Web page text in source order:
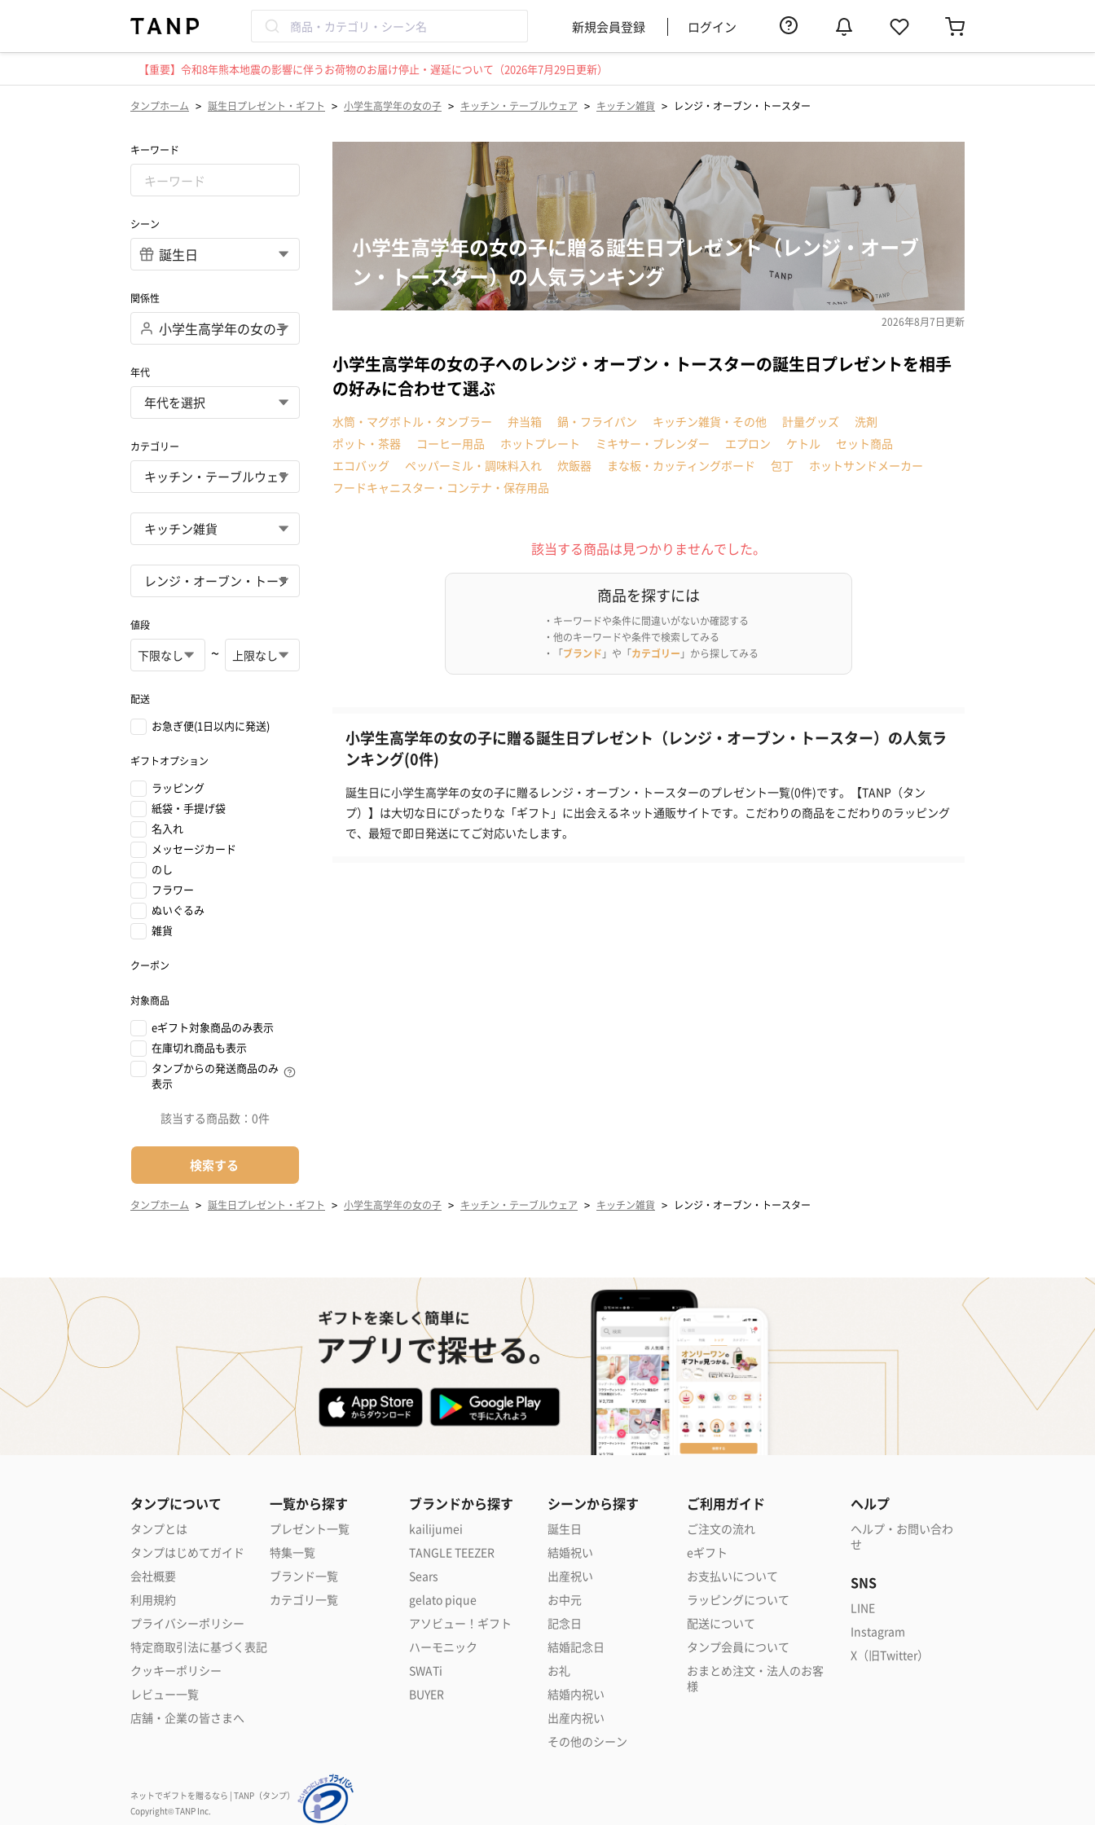
新規会員登録 ログイン
【重要】令和8年熊本地震の影響に伴うお荷物のお届け停止・遅延について（2026年7月29日更新）
タンプホーム > 誕生日プレゼント・ギフト > 小学生高学年の女の子 > キッチン・テーブルウェア > キッチン雑貨 > レンジ・オーブン・トースター
キーワード
シーン
関係性
年代
カテゴリー
値段
~
配送
お急ぎ便(1日以内に発送)
ギフトオプション
ラッピング
紙袋・手提げ袋
名入れ
メッセージカード
のし
フラワー
ぬいぐるみ
雑貨
クーポン
対象商品
eギフト対象商品のみ表示
在庫切れ商品も表示
タンプからの発送商品のみ
表示
該当する商品数： 0件
検索する
小学生高学年の女の子に贈る誕生日プレゼント（レンジ・オーブ
ン・トースター）の人気ランキング
2026年8月7日更新
小学生高学年の女の子へのレンジ・オーブン・トースターの誕生日プレゼントを相手
の好みに合わせて選ぶ
水筒・マグボトル・タンブラー 弁当箱 鍋・フライパン キッチン雑貨・その他 計量グッズ
洗剤
ポット・茶器
コーヒー用品 ホットプレート ミキサー・ブレンダー エプロン ケトル
セット商品
エコバッグ
ペッパーミル・調味料入れ 炊飯器 まな板・カッティングボード 包丁
ホットサンドメーカー
フードキャニスター・コンテナ・保存用品
該当する商品は見つかりませんでした。
商品を探すには
・キーワードや条件に間違いがないか確認する
・他のキーワードや条件で検索してみる
・「ブランド 」や「カテゴリー 」から探してみる
小学生高学年の女の子に贈る誕生日プレゼント（レンジ・オーブン・トースター）の人気ラ
ンキング(0件)
誕生日に小学生高学年の女の子に贈るレンジ・オーブン・トースターのプレゼント一覧(0件)です。【TANP（タン
プ）】は大切な日にぴったりな「ギフト」に出会えるネット通販サイトです。こだわりの商品をこだわりのラッピング
で、最短で即日発送にてご対応いたします。
タンプホーム > 誕生日プレゼント・ギフト > 小学生高学年の女の子 > キッチン・テーブルウェア > キッチン雑貨 > レンジ・オーブン・トースター
タンプについて
タンプとは
タンプはじめてガイド
会社概要
利用規約
プライバシーポリシー
特定商取引法に基づく表記
クッキーポリシー
レビュー一覧
店舗・企業の皆さまへ
一覧から探す
プレゼント一覧
特集一覧
ブランド一覧
カテゴリ一覧
ブランドから探す
kailijumei
TANGLE TEEZER
Sears
gelato pique
アソビュー！ギフト
ハーモニック
SWATi
BUYER
シーンから探す
誕生日
結婚祝い
出産祝い
お中元
記念日
結婚記念日
お礼
結婚内祝い
出産内祝い
その他のシーン
ご利用ガイド
ご注文の流れ
eギフト
お支払いについて
ラッピングについて
配送について
タンプ会員について
おまとめ注文・法人のお客
様
ヘルプ
ヘルプ・お問い合わ
せ
SNS
LINE
Instagram
X（旧Twitter）
ネットでギフトを贈るなら | TANP（タンプ）
Copyright© TANP Inc.